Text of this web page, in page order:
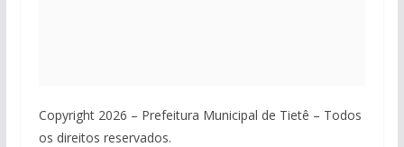
Copyright 2026 – Prefeitura Municipal de Tietê – Todos
os direitos reservados.